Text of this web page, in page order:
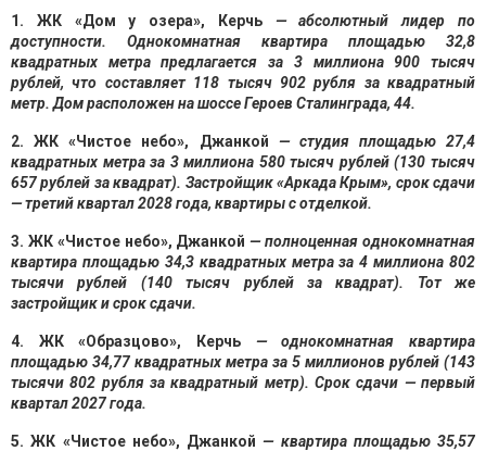
1. ЖК «Дом у озера», Керчь — абсолютный лидер по
доступности. Однокомнатная квартира площадью 32,8
квадратных метра предлагается за 3 миллиона 900 тысяч
рублей, что составляет 118 тысяч 902 рубля за квадратный
метр. Дом расположен на шоссе Героев Сталинграда, 44.
2. ЖК «Чистое небо», Джанкой — студия площадью 27,4
квадратных метра за 3 миллиона 580 тысяч рублей (130 тысяч
657 рублей за квадрат). Застройщик «Аркада Крым», срок сдачи
— третий квартал 2028 года, квартиры с отделкой.
3. ЖК «Чистое небо», Джанкой— полноценная однокомнатная
квартира площадью 34,3 квадратных метра за 4 миллиона 802
тысячи рублей (140 тысяч рублей за квадрат). Тот же
застройщик и срок сдачи.
4. ЖК «Образцово», Керчь
— однокомнатная квартира
площадью 34,77 квадратных метра за 5 миллионов рублей (143
тысячи 802 рубля за квадратный метр). Срок сдачи — первый
квартал 2027 года.
5. ЖК «Чистое небо», Джанкой — квартира площадью 35,57